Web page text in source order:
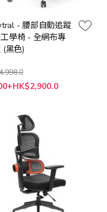
- 腰部自動追蹤
學椅 - 全網布專
(黑色)